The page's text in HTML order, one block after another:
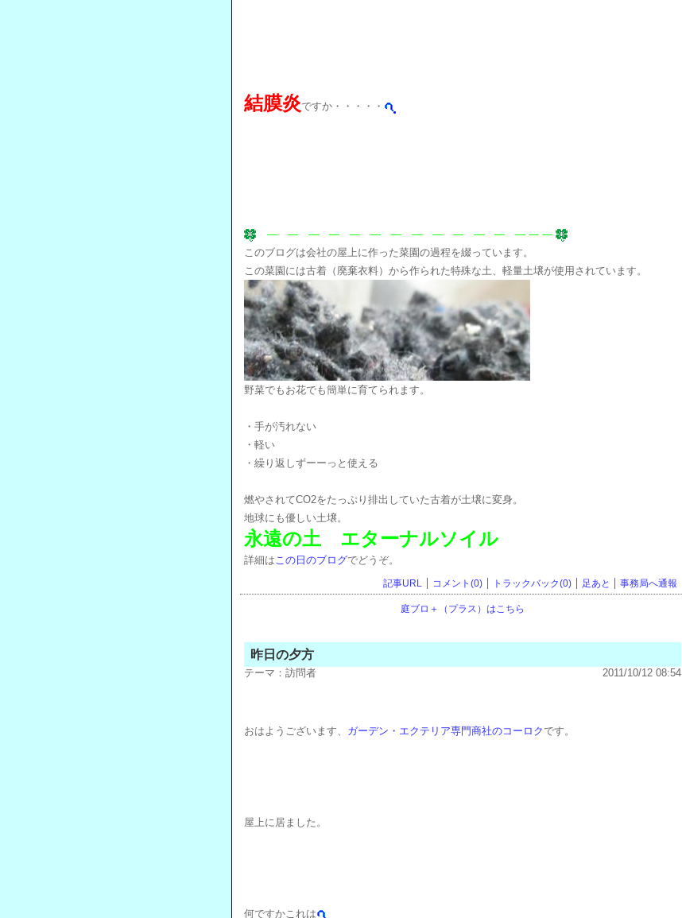
結膜炎ですか・・・・・
― ― ― ― ― ― ― ― ― ― ― ― ― ― ―
このブログは会社の屋上に作った菜園の過程を綴っています。
この菜園には古着（廃棄衣料）から作られた特殊な土、軽量土壌が使用されています。
野菜でもお花でも簡単に育てられます。
・手が汚れない
・軽い
・繰り返しずーーっと使える
燃やされてCO2をたっぷり排出していた古着が土壌に変身。
地球にも優しい土壌。
永遠の土 エターナルソイル
詳細はこの日のブログでどうぞ。
記事URL コメント(0) トラックバック(0) 足あと 事務局へ通報
庭ブロ＋（プラス）はこちら
昨日の夕方
テーマ： 訪問者 2011/10/12 08:54
おはようございます、 ガーデン・エクテリア専門商社のコーロク です。
屋上に居ました。
何ですかこれは